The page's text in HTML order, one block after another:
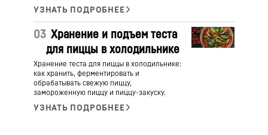
03 Хранение и подъем теста
для пиццы в холодильнике
Хранение теста для пиццы в холодильнике:
как хранить, ферментировать и
обрабатывать свежую пиццу,
замороженную пиццу и пиццу-закуску.